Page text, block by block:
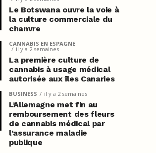
Le Botswana ouvre la voie à
la culture commerciale du
chanvre
CANNABIS EN ESPAGNE
il y a 2 semaines
La première culture de
cannabis à usage médical
autorisée aux îles Canaries
BUSINESS il y a 2 semaines
L’Allemagne met fin au
remboursement des fleurs
de cannabis médical par
l’assurance maladie
publique